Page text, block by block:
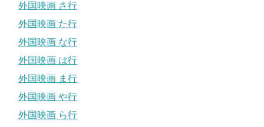
外国映画 さ行
外国映画 た行
外国映画 な行
外国映画 は行
外国映画 ま行
外国映画 や行
外国映画 ら行